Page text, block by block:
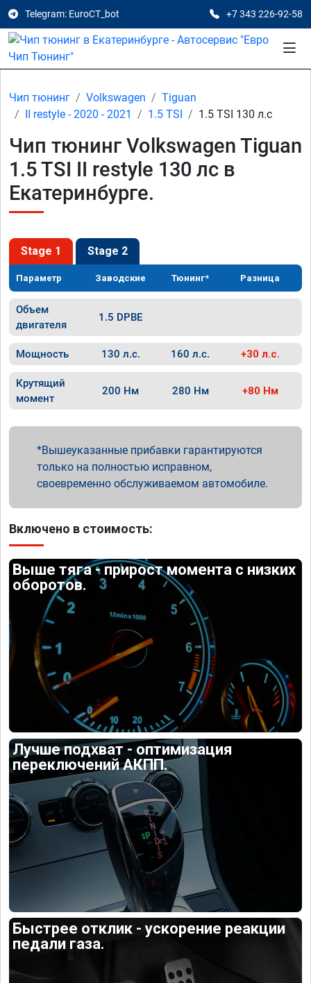
Telegram: EuroCT_bot +7 343 226-92-58
Чип тюнинг Volkswagen
Tiguan
II restyle - 2020 - 2021
1.5 TSI 1.5 TSI 130 л.с
Чип тюнинг Volkswagen Tiguan
1.5 TSI II restyle 130 лс в
Екатеринбурге.
Stage 1 Stage 2
Параметр Заводские Тюнинг* Разница
Объем
двигателя
1.5 DPBE
Мощность 130 л.с. 160 л.с. +30 л.с.
Крутящий
момент
200 Нм 280 Нм +80 Нм
Вышеуказанные прибавки гарантируются
только на полностью исправном,
своевременно обслуживаемом автомобиле.
Включено в стоимость:
Выше тяга - прирост момента с низких
оборотов.
Лучше подхват - оптимизация
переключений АКПП.
Быстрее отклик - ускорение реакции
педали газа.